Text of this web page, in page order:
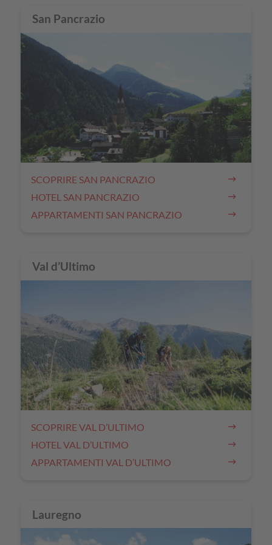
San Pancrazio
SCOPRIRE SAN PANCRAZIO
HOTEL SAN PANCRAZIO
APPARTAMENTI SAN PANCRAZIO
Val d’Ultimo
SCOPRIRE VAL D’ULTIMO
HOTEL VAL D’ULTIMO
APPARTAMENTI VAL D’ULTIMO
Lauregno